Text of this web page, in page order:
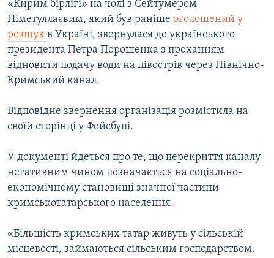
Усі сайти RFE/RL
«Кирим бірлігі» на чолі з Сейтумером
Німетуллаєвим, який був раніше оголошений у
розшук в Україні, звернулася до українського
президента Петра Порошенка з проханням
відновити подачу води на півострів через Північно-
Кримський канал.
Відповідне звернення організація розмістила на
своїй сторінці у Фейсбуці.
У документі йдеться про те, що перекриття каналу
негативним чином позначається на соціально-
економічному становищі значної частини
кримськотатарського населення.
«Більшість кримських татар живуть у сільській
місцевості, займаються сільським господарством.